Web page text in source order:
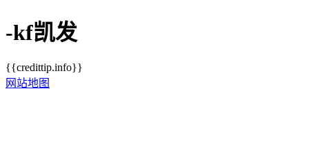
-kf凯发
{{credittip.info}}
网站地图